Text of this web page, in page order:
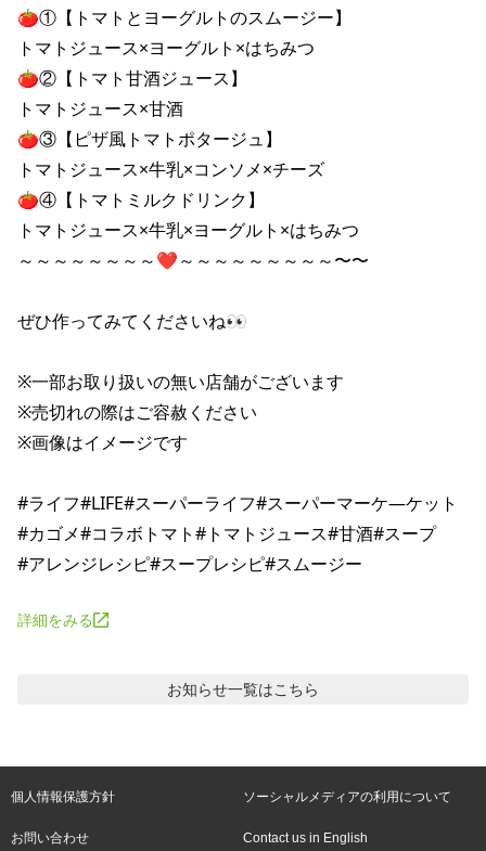
🍅①【トマトとヨーグルトのスムージー】
トマトジュース×ヨーグルト×はちみつ
🍅②【トマト甘酒ジュース】
トマトジュース×甘酒
🍅③【ピザ風トマトポタージュ】
トマトジュース×牛乳×コンソメ×チーズ
🍅④【トマトミルクドリンク】
トマトジュース×牛乳×ヨーグルト×はちみつ
～～～～～～～～❤～～～～～～～～～〜〜
ぜひ作ってみてくださいね👀
※一部お取り扱いの無い店舗がございます
※売切れの際はご容赦ください
※画像はイメージです
#ライフ#LIFE#スーパーライフ#スーパーマーケ―ケット
#カゴメ#コラボトマト#トマトジュース#甘酒#スープ
詳細をみる
お知らせ一覧はこちら
個人情報保護方針 ソーシャルメディアの利用について
お問い合わせ Contact us in English